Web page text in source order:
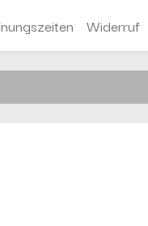
Widerruf